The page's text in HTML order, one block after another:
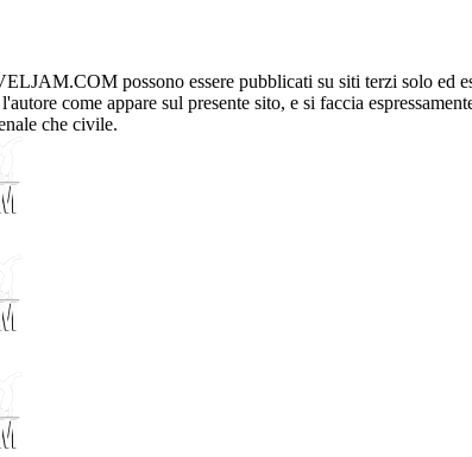
possono essere pubblicati su siti terzi solo ed
come appare sul presente sito, e si faccia
che civile.